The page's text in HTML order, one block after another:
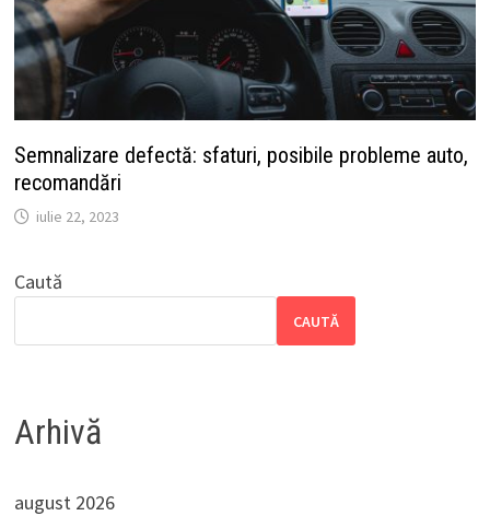
Semnalizare defectă: sfaturi, posibile probleme auto,
recomandări
iulie 22, 2023
Caută
CAUTĂ
Arhivă
august 2026